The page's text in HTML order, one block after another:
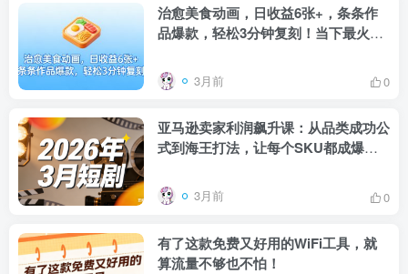
治愈美食动画，日收益6张+，条条作
品爆款，轻松3分钟复刻！当下最火玩
3月前 0
亚马逊卖家利润飙升课：从品类成功公
式到海王打法，让每个SKU都成爆款
3月前 0
有了这款免费又好用的WiFi工具，就
算流量不够也不怕！